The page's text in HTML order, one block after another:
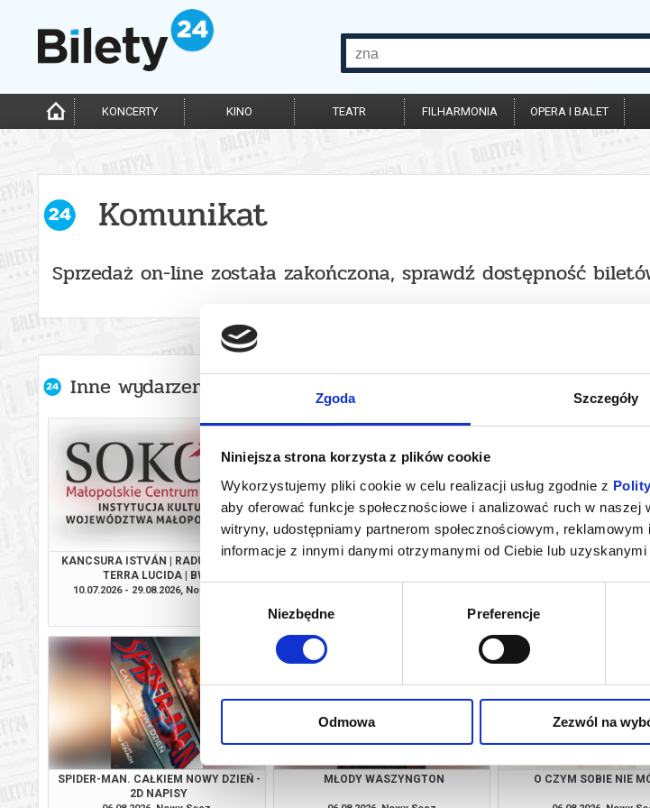
Zgoda Szczegóły
Niniejsza strona korzysta z plików cookie
Wykorzystujemy pliki cookie w celu realizacji usług zgodnie z
aby oferować funkcje społecznościowe i analizować ruch w
witryny, udostępniamy partnerom społecznościowym,
informacje z innymi danymi otrzymanymi od Ciebie lub
Wybór
Niezbędne Preferencje
Odmowa Zezwól na
KONCERTY KINO TEATR FILHARMONIA OPERA I BALET
Komunikat
Sprzedaż on-line została zakończona, sprawdź dostępność
Inne wydarzenia organizatora
KANCSURA ISTVÁN | RADU ŞERBAN |
TERRA LUCIDA | BWA
10.07.2026 - 29.08.2026, Nowy Sącz
ODYSEJA - 2D NAPISY
kup bilet
OSTATNI
SPIDER-MAN. CAŁKIEM NOWY DZIEŃ -
2D NAPISY
MŁODY WASZYNGTON O CZYM SOBIE NIE